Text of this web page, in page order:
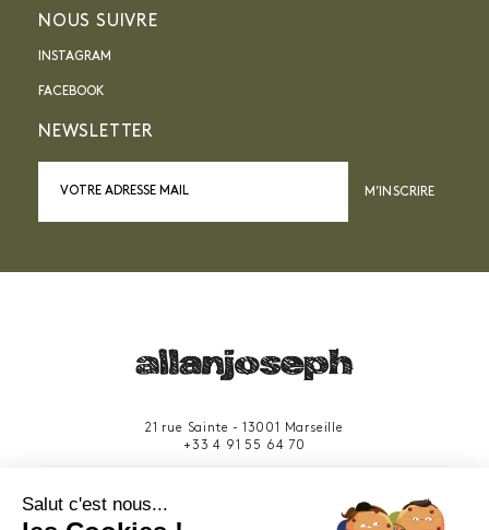
NOUS SUIVRE
INSTAGRAM
FACEBOOK
NEWSLETTER
M’INSCRIRE
21 rue Sainte - 13001 Marseille
+33 4 91 55 64 70
Salut c'est nous...